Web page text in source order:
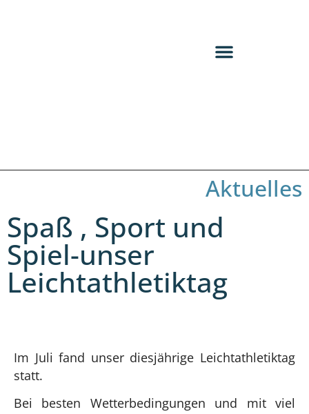
Aktuelles
Spaß , Sport und
Spiel-unser
Leichtathletiktag
Im Juli fand unser diesjährige Leichtathletiktag
statt.
Bei besten Wetterbedingungen und mit viel